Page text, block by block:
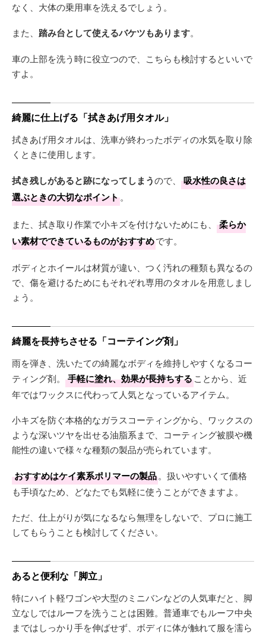
なく、大体の乗用車を洗えるでしょう。
また、 踏み台として使えるバケツもあります。
車の上部を洗う時に役立つので、こちらも検討するといいで
すよ。
綺麗に仕上げる「拭きあげ用タオル」
拭きあげ用タオルは、洗車が終わったボディの水気を取り除
くときに使用します。
拭き残しがあると跡になってしまうので、
吸水性の良さは
選ぶときの大切なポイント。
また、拭き取り作業で小キズを付けないためにも、
柔らか
い素材でできているものがおすすめです。
ボディとホイールは材質が違い、つく汚れの種類も異なるの
で、傷を避けるためにもそれぞれ専用のタオルを用意しまし
ょう。
綺麗を長持ちさせる「コーテイング剤」
雨を弾き、洗いたての綺麗なボディを維持しやすくなるコー
ティング剤。
手軽に塗れ、効果が長持ちすることから、近
年ではワックスに代わって人気となっているアイテム。
小キズを防ぐ本格的なガラスコーティングから、ワックスの
ような深いツヤを出せる油脂系まで、コーティング被膜や機
能性の違いで様々な種類の製品が売られています。
おすすめはケイ素系ポリマーの製品。扱いやすいくて価格
も手頃なため、どなたでも気軽に使うことができますよ。
ただ、仕上がりが気になるなら無理をしないで、プロに施工
してもらうことも検討してください。
あると便利な「脚立」
特にハイト軽ワゴンや大型のミニバンなどの人気車だと、脚
立なしではルーフを洗うことは困難。普通車でもルーフ中央
まではしっかり手を伸ばせず、ボディに体が触れて服を濡ら